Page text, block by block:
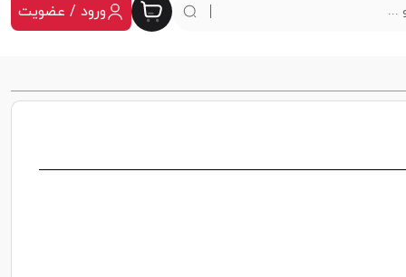
ورود / عضویت